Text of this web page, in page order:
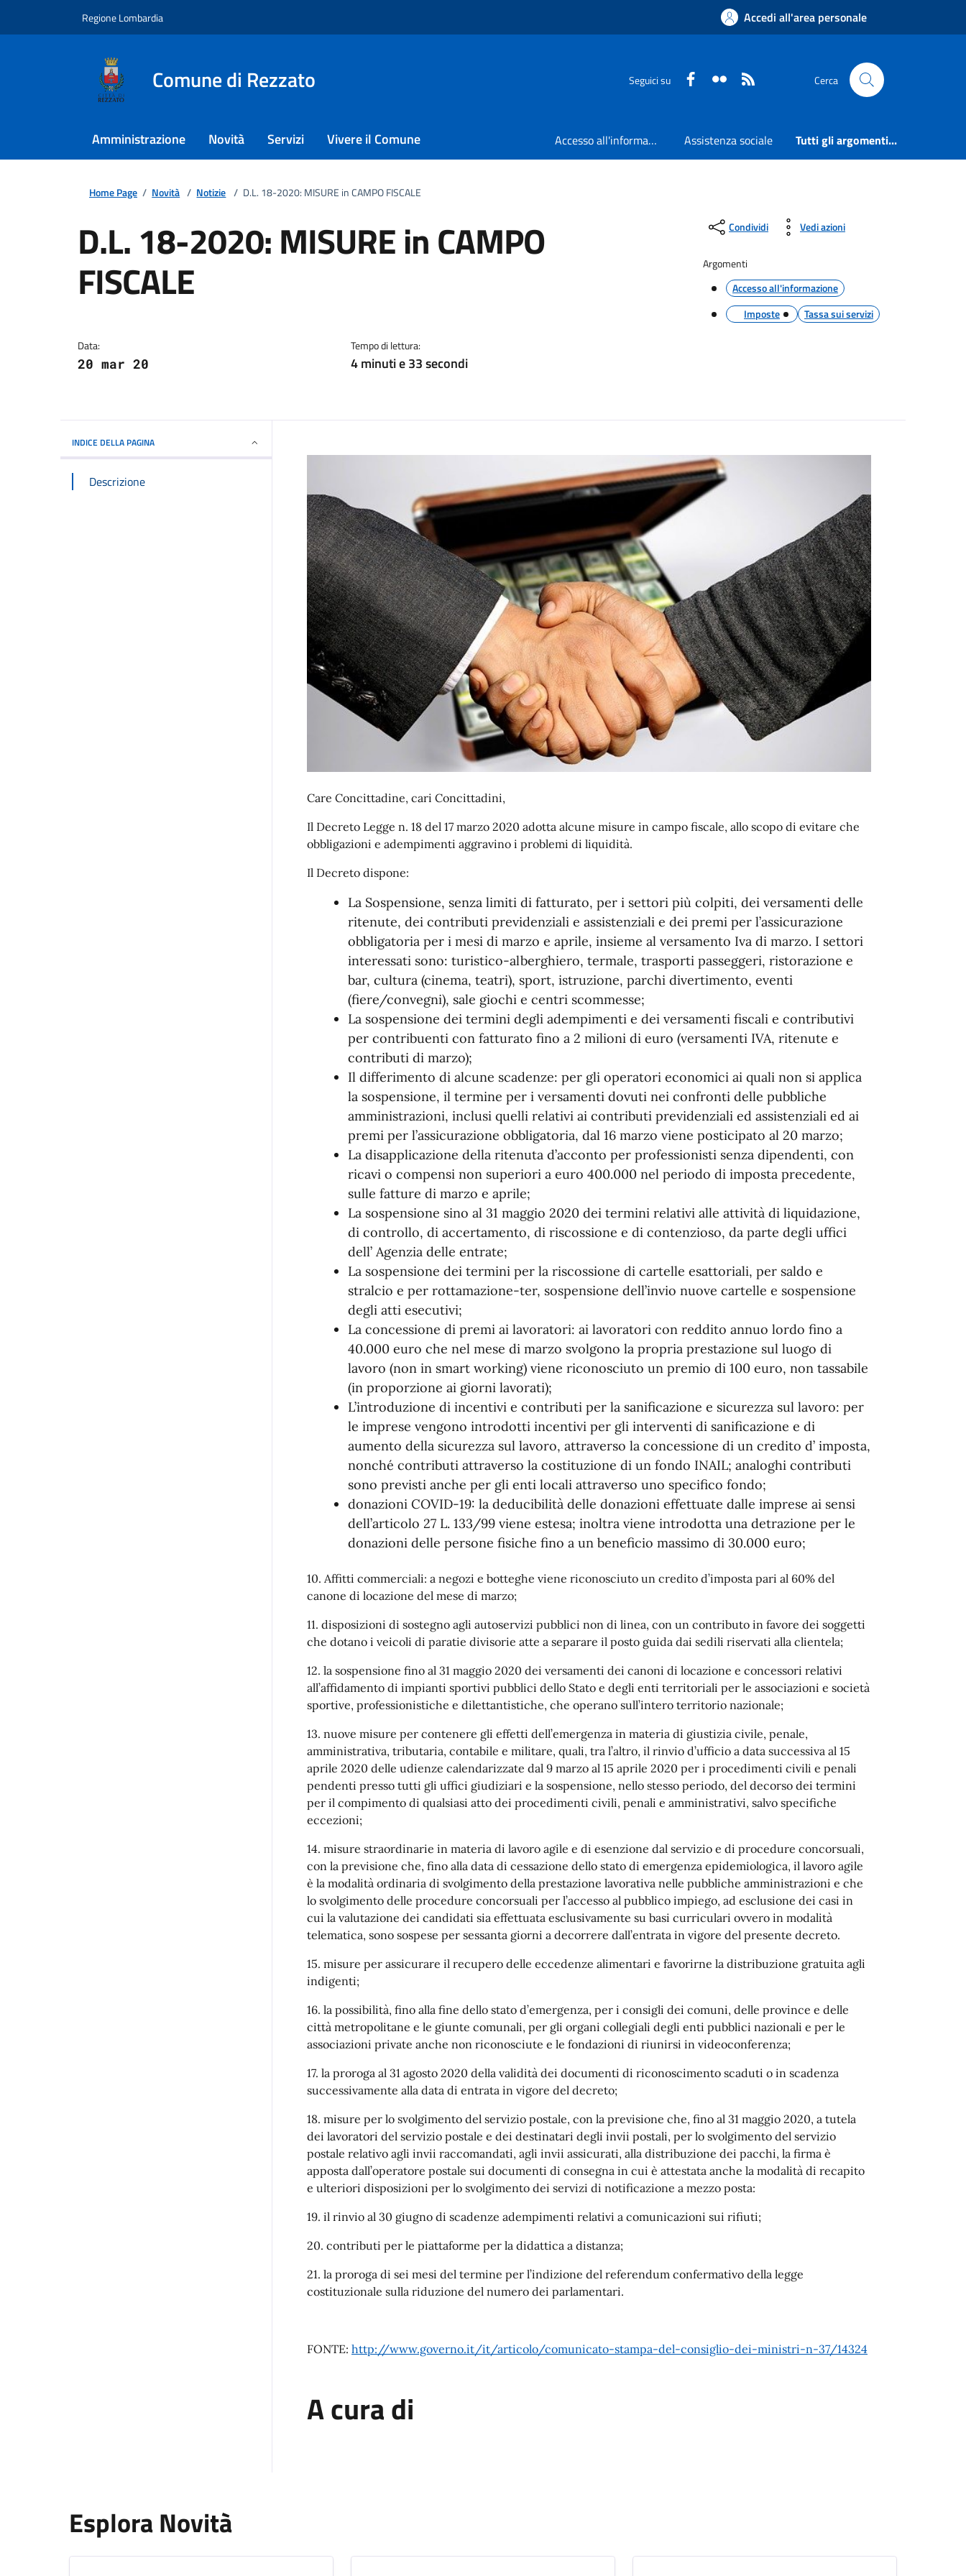
Regione Lombardia Accedi all'area personale
Comune di Rezzato Seguici su Faceboook
Flickr Cerca
Amministrazione Novità Servizi Vivere il Comune Accesso all'informazione Assistenza sociale Tutti gli argomenti...
Home Page / Novità / Notizie / D.L. 18-2020: MISURE in CAMPO FISCALE
D.L. 18-2020: MISURE in CAMPO
FISCALE
Data:
20 mar 20
Tempo di lettura:
4 minuti e 33 secondi
Condividi Vedi azioni
Argomenti
Accesso all'informazione
Imposte
Tassa sui servizi
INDICE DELLA PAGINA
Descrizione
Care Concittadine, cari Concittadini,
Il Decreto Legge n. 18 del 17 marzo 2020 adotta alcune misure in campo fiscale, allo scopo di evitare che
obbligazioni e adempimenti aggravino i problemi di liquidità.
Il Decreto dispone:
La Sospensione, senza limiti di fatturato, per i settori più colpiti, dei versamenti delle
ritenute, dei contributi previdenziali e assistenziali e dei premi per l’assicurazione
obbligatoria per i mesi di marzo e aprile, insieme al versamento Iva di marzo. I settori
interessati sono: turistico-alberghiero, termale, trasporti passeggeri, ristorazione e
bar, cultura (cinema, teatri), sport, istruzione, parchi divertimento, eventi
(fiere/convegni), sale giochi e centri scommesse;
La sospensione dei termini degli adempimenti e dei versamenti fiscali e contributivi
per contribuenti con fatturato fino a 2 milioni di euro (versamenti IVA, ritenute e
contributi di marzo);
Il differimento di alcune scadenze: per gli operatori economici ai quali non si applica
la sospensione, il termine per i versamenti dovuti nei confronti delle pubbliche
amministrazioni, inclusi quelli relativi ai contributi previdenziali ed assistenziali ed ai
premi per l’assicurazione obbligatoria, dal 16 marzo viene posticipato al 20 marzo;
La disapplicazione della ritenuta d’acconto per professionisti senza dipendenti, con
ricavi o compensi non superiori a euro 400.000 nel periodo di imposta precedente,
sulle fatture di marzo e aprile;
La sospensione sino al 31 maggio 2020 dei termini relativi alle attività di liquidazione,
di controllo, di accertamento, di riscossione e di contenzioso, da parte degli uffici
dell’ Agenzia delle entrate;
La sospensione dei termini per la riscossione di cartelle esattoriali, per saldo e
stralcio e per rottamazione-ter, sospensione dell’invio nuove cartelle e sospensione
degli atti esecutivi;
La concessione di premi ai lavoratori: ai lavoratori con reddito annuo lordo fino a
40.000 euro che nel mese di marzo svolgono la propria prestazione sul luogo di
lavoro (non in smart working) viene riconosciuto un premio di 100 euro, non tassabile
(in proporzione ai giorni lavorati);
L’introduzione di incentivi e contributi per la sanificazione e sicurezza sul lavoro: per
le imprese vengono introdotti incentivi per gli interventi di sanificazione e di
aumento della sicurezza sul lavoro, attraverso la concessione di un credito d’ imposta,
nonché contributi attraverso la costituzione di un fondo INAIL; analoghi contributi
sono previsti anche per gli enti locali attraverso uno specifico fondo;
donazioni COVID-19: la deducibilità delle donazioni effettuate dalle imprese ai sensi
dell’articolo 27 L. 133/99 viene estesa; inoltra viene introdotta una detrazione per le
donazioni delle persone fisiche fino a un beneficio massimo di 30.000 euro;
10. Affitti commerciali: a negozi e botteghe viene riconosciuto un credito d’imposta pari al 60% del
canone di locazione del mese di marzo;
11. disposizioni di sostegno agli autoservizi pubblici non di linea, con un contributo in favore dei soggetti
che dotano i veicoli di paratie divisorie atte a separare il posto guida dai sedili riservati alla clientela;
12. la sospensione fino al 31 maggio 2020 dei versamenti dei canoni di locazione e concessori relativi
all’affidamento di impianti sportivi pubblici dello Stato e degli enti territoriali per le associazioni e società
sportive, professionistiche e dilettantistiche, che operano sull’intero territorio nazionale;
13. nuove misure per contenere gli effetti dell’emergenza in materia di giustizia civile, penale,
amministrativa, tributaria, contabile e militare, quali, tra l’altro, il rinvio d’ufficio a data successiva al 15
aprile 2020 delle udienze calendarizzate dal 9 marzo al 15 aprile 2020 per i procedimenti civili e penali
pendenti presso tutti gli uffici giudiziari e la sospensione, nello stesso periodo, del decorso dei termini
per il compimento di qualsiasi atto dei procedimenti civili, penali e amministrativi, salvo specifiche
eccezioni;
14. misure straordinarie in materia di lavoro agile e di esenzione dal servizio e di procedure concorsuali,
con la previsione che, fino alla data di cessazione dello stato di emergenza epidemiologica, il lavoro agile
è la modalità ordinaria di svolgimento della prestazione lavorativa nelle pubbliche amministrazioni e che
lo svolgimento delle procedure concorsuali per l’accesso al pubblico impiego, ad esclusione dei casi in
cui la valutazione dei candidati sia effettuata esclusivamente su basi curriculari ovvero in modalità
telematica, sono sospese per sessanta giorni a decorrere dall’entrata in vigore del presente decreto.
15. misure per assicurare il recupero delle eccedenze alimentari e favorirne la distribuzione gratuita agli
indigenti;
16. la possibilità, fino alla fine dello stato d’emergenza, per i consigli dei comuni, delle province e delle
città metropolitane e le giunte comunali, per gli organi collegiali degli enti pubblici nazionali e per le
associazioni private anche non riconosciute e le fondazioni di riunirsi in videoconferenza;
17. la proroga al 31 agosto 2020 della validità dei documenti di riconoscimento scaduti o in scadenza
successivamente alla data di entrata in vigore del decreto;
18. misure per lo svolgimento del servizio postale, con la previsione che, fino al 31 maggio 2020, a tutela
dei lavoratori del servizio postale e dei destinatari degli invii postali, per lo svolgimento del servizio
postale relativo agli invii raccomandati, agli invii assicurati, alla distribuzione dei pacchi, la firma è
apposta dall’operatore postale sui documenti di consegna in cui è attestata anche la modalità di recapito
e ulteriori disposizioni per lo svolgimento dei servizi di notificazione a mezzo posta:
19. il rinvio al 30 giugno di scadenze adempimenti relativi a comunicazioni sui rifiuti;
20. contributi per le piattaforme per la didattica a distanza;
21. la proroga di sei mesi del termine per l’indizione del referendum confermativo della legge
costituzionale sulla riduzione del numero dei parlamentari.
FONTE: http://www.governo.it/it/articolo/comunicato-stampa-del-consiglio-dei-ministri-n-37/14324
A cura di
Esplora Novità